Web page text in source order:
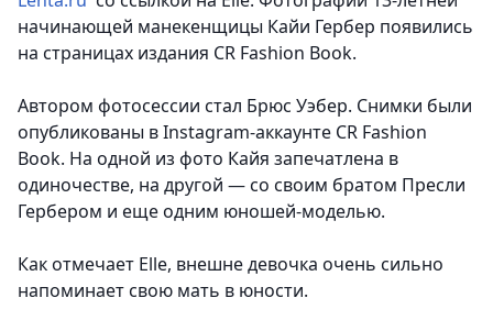
начинающей манекенщицы Кайи Гербер появились
на страницах издания CR Fashion Book.
Автором фотосессии стал Брюс Уэбер. Снимки были
опубликованы в Instagram-аккаунте CR Fashion
Book. На одной из фото Кайя запечатлена в
одиночестве, на другой — со своим братом Пресли
Гербером и еще одним юношей-моделью.
Как отмечает Elle, внешне девочка очень сильно
напоминает свою мать в юности.